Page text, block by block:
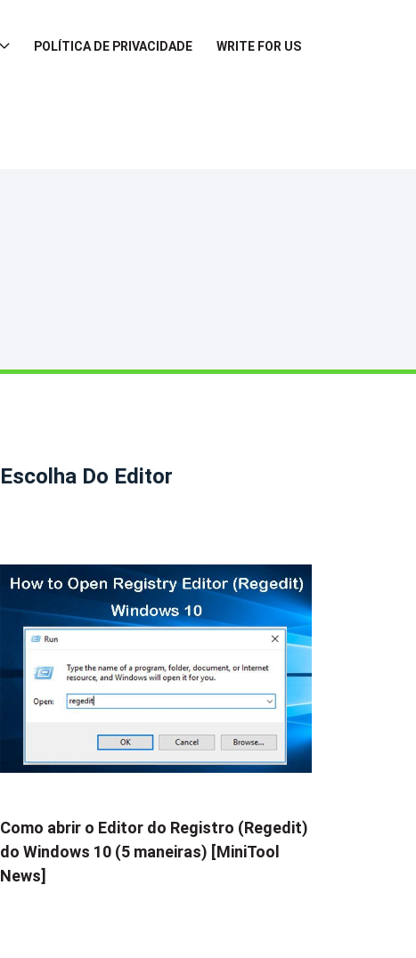
POLÍTICA DE PRIVACIDADE WRITE FOR US
Escolha Do Editor
Como abrir o Editor do Registro (Regedit)
do Windows 10 (5 maneiras) [MiniTool
News]